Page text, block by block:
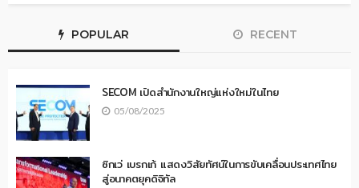
POPULAR RECENT
SECOM เปิดสำนักงานใหญ่แห่งใหม่ในไทย
05/08/2025
ซิกเว่ เบรกเก้ แสดงวิสัยทัศน์ในการขับเคลื่อนประเทศไทย
สู่อนาคตยุคดิจิทัล